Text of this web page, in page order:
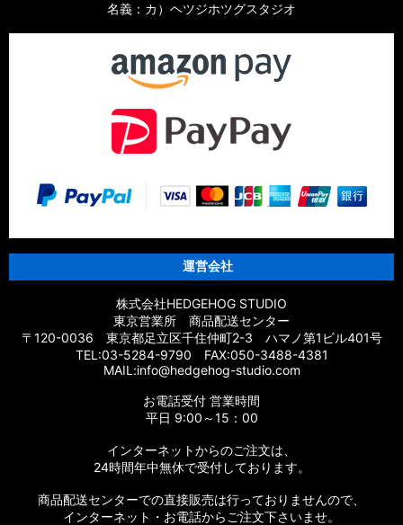
【シマノ】21スフェロスSW［SPHEROS SW］対応 カスタム
【シマノ】14スフェロスSW［SPHEROS SW］対応 カスタム
【シマノ】21エクスセンス［EXSENCE］対応 カスタムパーツ
【シマノ】20エクスセンスBB［EXSENCE BB］対応 カスタム
パーツ
【シマノ】18エクスセンスCI4+［EXSENCE CI4+］対応 カス
タムパーツ
【シマノ】17エクスセンス［EXSENCE］対応 カスタムパーツ
【シマノ】16エクスセンスLB［EXSENCE LB］対応 カスタム
【シマノ】14エクスセンスBB［EXSENCE BB］対応 カスタム
【シマノ】13エクスセンスLB［EXSENCE LB］対応 カスタム
名義：カ）ヘツジホツグスタジオ
運営会社
株式会社HEDGEHOG STUDIO
東京営業所 商品配送センター
〒120-0036 東京都足立区千住仲町2-3 ハマノ第1ビル401号
TEL:03-5284-9790 FAX:050-3488-4381
MAIL:info@hedgehog-studio.com
お電話受付 営業時間
平日 9:00～15：00
インターネットからのご注文は、
24時間年中無休で受付しております。
商品配送センターでの直接販売は行っておりませんので、
インターネット・お電話からご注文下さいませ。